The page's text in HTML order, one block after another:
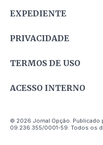
EXPEDIENTE
PRIVACIDADE
TERMOS DE USO
ACESSO INTERNO
© 2026 Jornal Opção. Publicado
09.236.355/0001-59. Todos os